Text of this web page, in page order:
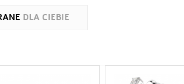
DLA CIEBIE